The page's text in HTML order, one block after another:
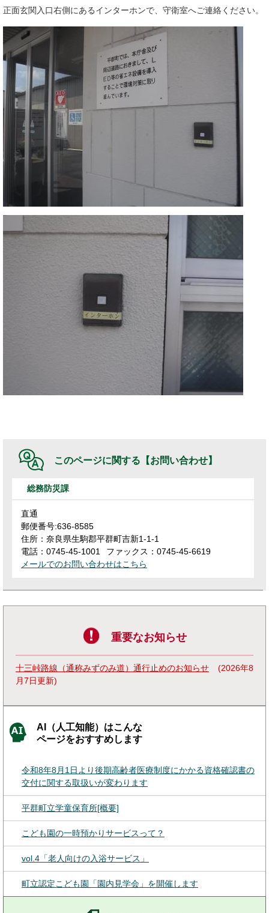
正面玄関入口右側にあるインターホンで、守衛室へご連絡ください。
このページに関する 【お問い合わせ】
総務防災課
直通
郵便番号:636-8585
住所：奈良県生駒郡平群町吉新1-1-1
電話：0745-45-1001
ファックス：0745-45-6619
メールでのお問い合わせはこちら
重要なお知らせ
十三峠路線（通称みずのみ道）通行止めのお知らせ
2026年8
月7日更新
AI（人工知能）はこんな
ページをおすすめします
令和8年8月1日より後期高齢者医療制度にかかる資格確認書の
交付に関する取扱いが変わります
平群町立学童保育所[概要]
こども園の一時預かりサービスって？
vol.4「老人向けの入浴サービス」
町立認定こども園「園内見学会」を開催します